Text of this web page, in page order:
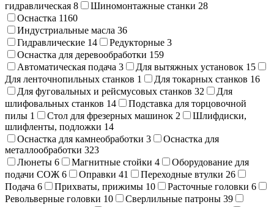
гидравлическая 8 Шиномонтажные станки 28
Оснастка 1160
Индустриальные масла 36
Гидравлические 14 Редукторные 3
Оснастка для деревообработки 159
Автоматическая подача 3 Для вытяжных установок 15
Для ленточнопильных станков 1 Для токарных станков 16
Для фуговальных и рейсмусовых станков 32
Для
шлифовальных станков 14
Подставка для торцовочной
пилы 1 Стол для фрезерных машинок 2
Шлифдиски,
шлифленты, подложки 14
Оснастка для камнеобработки 3
Оснастка для
металлообработки 323
Люнеты 6 Магнитные стойки 4
Оборудование для
подачи СОЖ6 Оправки 41 Переходные втулки 26
Подача 6 Прихваты, прижимы 10 Расточные головки 6
Револьверные головки 10 Сверлильные патроны 39